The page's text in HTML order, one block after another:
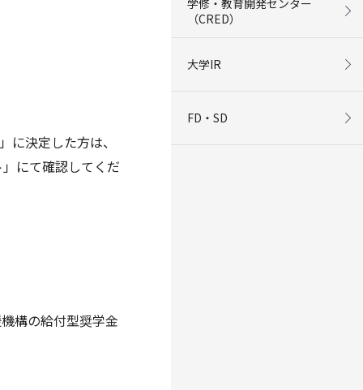
決定した方は、
にて確認してくだ
構の給付型奨学金
（CRED）
大学IR
FD・SD